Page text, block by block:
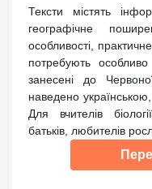
Тексти містять
географічне
особливості,
потребують
занесені до
наведено
Для вчителів
батьків, любителів